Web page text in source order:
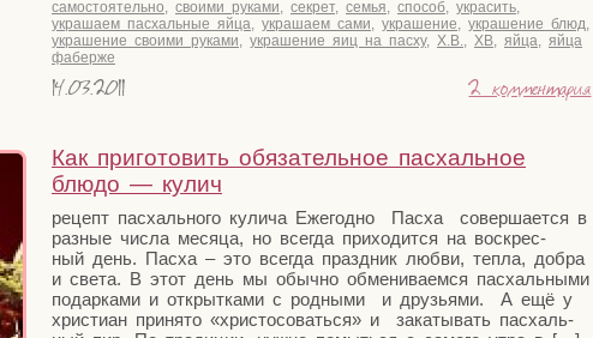
самостоятельно, своими руками, секрет, семья, способ, украсить,
украшаем пасхальные яйца, украшаем сами, украшение, украшение блюд,
украшение своими руками, украшение яиц на пасху, Х.В., ХВ, яйца, яйца
фаберже
14.03.2011 2 комментария
Как приготовить обязательное пасхальное
блюдо — кулич
рецепт пас­халь­но­го кули­ча Еже­год­но Пас­ха совер­ша­ет­ся в
раз­ные чис­ла меся­ца, но все­гда при­хо­дит­ся на вос­крес­
ный день. Пас­ха – это все­гда празд­ник люб­ви, теп­ла, добра
и све­та. В этот день мы обыч­но обме­ни­ва­ем­ся пас­халь­ны­ми
подар­ка­ми и открыт­ка­ми с род­ны­ми и дру­зья­ми. А ещё у
хри­сти­ан при­ня­то «хри­сто­со­вать­ся» и зака­ты­вать пас­халь­